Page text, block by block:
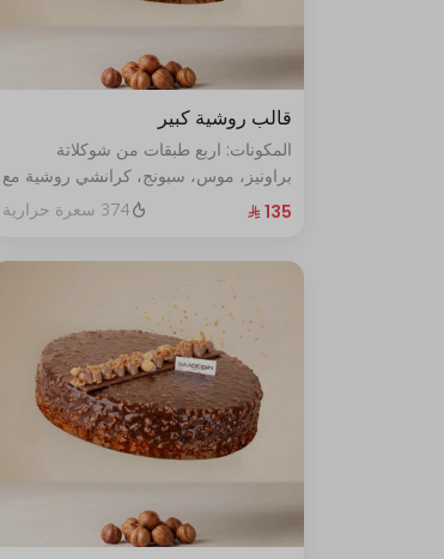
قالب روشية كبير
المكونات: اربع طبقات من شوكلاتة
براونيز، موس، سبونج، كرانشي روشية مع
البندق الحجم الحجم:كبير يكفي١٢شخص
374 سعرة حرارية